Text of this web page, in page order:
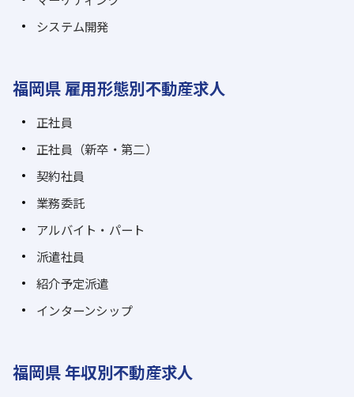
システム開発
福岡県 雇用形態別不動産求人
正社員
正社員（新卒・第二）
契約社員
業務委託
アルバイト・パート
派遣社員
紹介予定派遣
インターンシップ
福岡県 年収別不動産求人